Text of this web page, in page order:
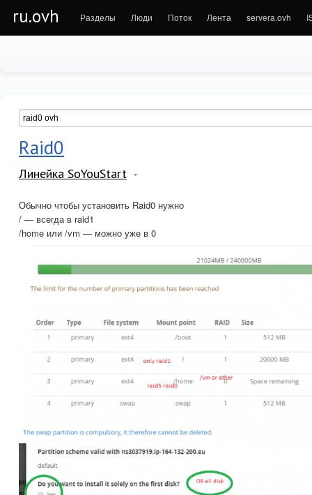
ru.ovh Разделы Люди Поток Лента servera.ovh
Raid0
Линейка SoYouStart
Обычно чтобы установить Raid0 нужно
/ — всегда в raid1
/home или /vm — можно уже в 0